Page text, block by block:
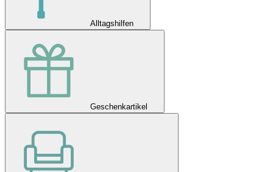
Alltagshilfen
Geschenkartikel